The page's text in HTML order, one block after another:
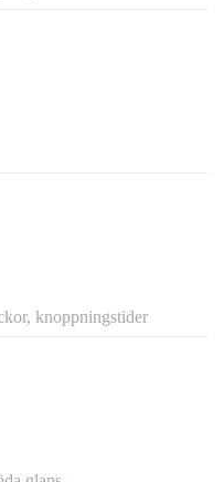
knoppningstider